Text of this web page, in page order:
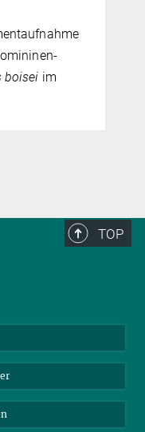
boisei im
TOP